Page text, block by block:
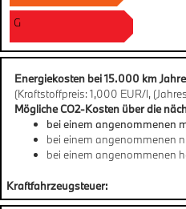
G
Energiekosten bei 15.000 km
(Kraftstoffpreis: 1,000 EUR/l,
Mögliche CO2-Kosten über die
bei einem angenommenen
bei einem angenommenen
bei einem angenommenen
Kraftfahrzeugsteuer: